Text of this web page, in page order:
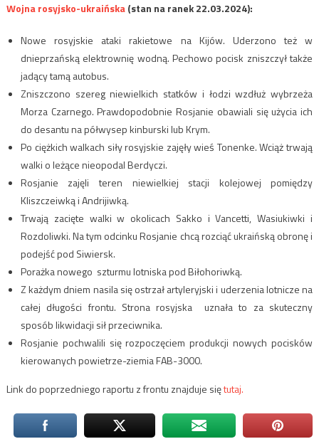
Wojna rosyjsko-ukraińska(stan na ranek 22.03.2024):
Nowe rosyjskie ataki rakietowe na Kijów. Uderzono też w
dnieprzańską elektrownię wodną. Pechowo pocisk zniszczył także
jadący tamą autobus.
Zniszczono szereg niewielkich statków i łodzi wzdłuż wybrzeża
Morza Czarnego. Prawdopodobnie Rosjanie obawiali się użycia ich
do desantu na półwysep kinburski lub Krym.
Po ciężkich walkach siły rosyjskie zajęły wieś Tonenke. Wciąż trwają
walki o leżące nieopodal Berdyczi.
Rosjanie zajęli teren niewielkiej stacji kolejowej pomiędzy
Kliszczeiwką i Andrijiwką.
Trwają zacięte walki w okolicach Sakko i Vancetti, Wasiukiwki i
Rozdoliwki. Na tym odcinku Rosjanie chcą rozciąć ukraińską obronę i
podejść pod Siwiersk.
Porażka nowego szturmu lotniska pod Biłohoriwką.
Z każdym dniem nasila się ostrzał artyleryjski i uderzenia lotnicze na
całej długości frontu. Strona rosyjska uznała to za skuteczny
sposób likwidacji sił przeciwnika.
Rosjanie pochwalili się rozpoczęciem produkcji nowych pocisków
kierowanych powietrze-ziemia FAB-3000.
Link do poprzedniego raportu z frontu znajduje siętutaj.